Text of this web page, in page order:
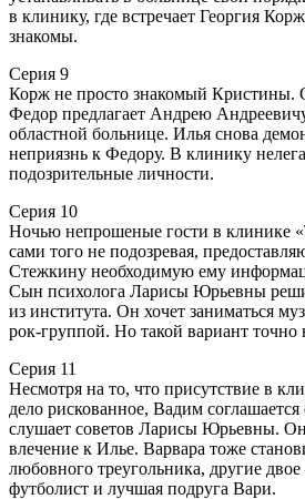
в клинику, где встречает Георгия
знакомы.
Серия 9
Корж не просто знакомый
Федор предлагает Андрею
областной больнице. Илья снова
неприязнь к Федору. В клинику
подозрительные личности.
Серия 10
Ночью непрошеные гости в клинике
сами того не подозревая,
Стежкину необходимую ему
Сын психолога Ларисы Юрьевны
из института. Он хочет заниматься
рок-группой. Но такой вариант точно
Серия 11
Несмотря на то, что присутствие в
дело рискованное, Вадим
слушает советов Ларисы Юрьевны.
влечение к Илье. Варвара тоже
любовного треугольника, другие
футболист и лучшая подруга Вари.